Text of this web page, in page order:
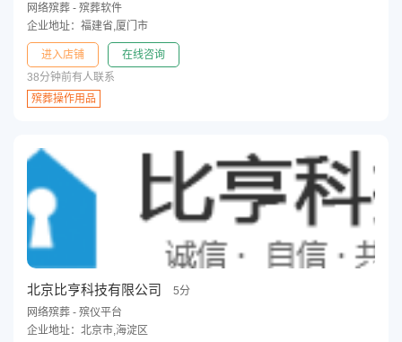
网络殡葬 - 殡葬软件
企业地址：福建省,厦门市
进入店铺
在线咨询
38分钟前有人联系
殡葬操作用品
北京比亨科技有限公司
5分
网络殡葬 - 殡仪平台
企业地址：北京市,海淀区